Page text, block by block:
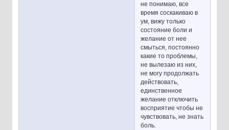
не понимаю, все
время соскакиваю в
ум, вижу только
состояние боли и
желание от нее
смыться, постоянно
какие то проблемы,
не вылезаю из них,
не могу продолжать
действовать,
единственное
желание отключить
восприятие чтобы не
чувствовать, не знать
боль.